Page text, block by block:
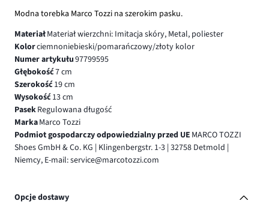
Modna torebka Marco Tozzi na szerokim pasku.
MateriałMateriał wierzchni: Imitacja skóry, Metal, poliester
Kolorciemnoniebieski/pomarańczowy/złoty kolor
Numer artykułu97799595
Głębokość7 cm
Szerokość19 cm
Wysokość13 cm
PasekRegulowana długość
MarkaMarco Tozzi
Podmiot gospodarczy odpowiedzialny przed UE MARCO TOZZI
Shoes GmbH & Co. KG | Klingenbergstr. 1-3 | 32758 Detmold |
Niemcy, E-mail: service@marcotozzi.com
Opcje dostawy